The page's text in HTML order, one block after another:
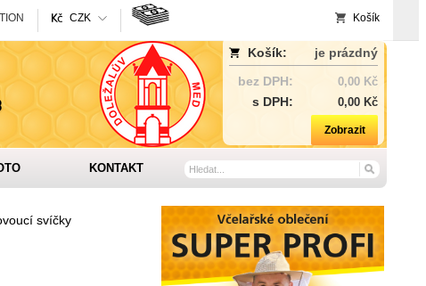
CZK Košík
Košík:
je prázdný
bez DPH:
0,00 Kč
s DPH: 0,00 Kč
Zobrazit
KONTAKT
svíčky